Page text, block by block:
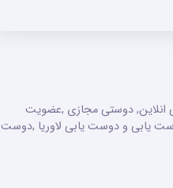
انلاین, دوستی مجازی ,عضویت
یابی و دوست یابی لاوریا ,دوست